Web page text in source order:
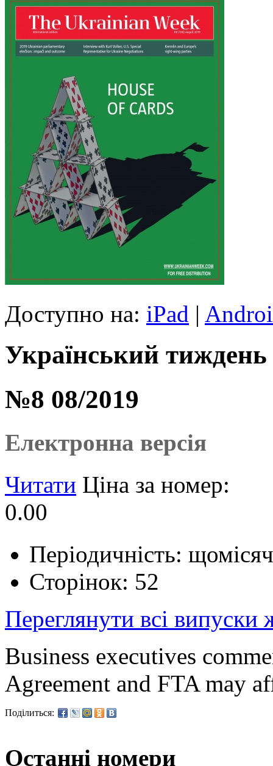
Доступно на: iPad |
Український тиждень
№8 08/2019
Електронна версія
Читати Ціна за номер:
0.00
Періодичність:
Сторінок: 52
Переглянути всі випуски
Business executives
Agreement and FTA may
Поділиться:
Останні номери